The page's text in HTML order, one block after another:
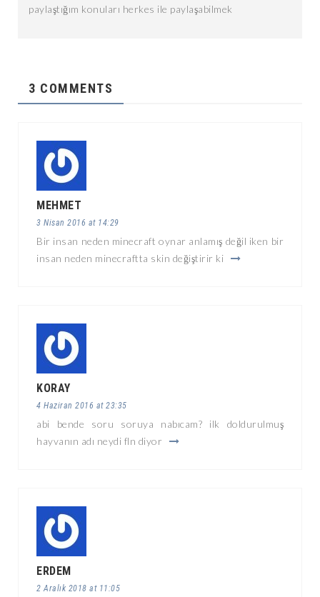
paylaştığım konuları herkes ile paylaşabilmek
3 COMMENTS
MEHMET
3 Nisan 2016 at 14:29
Bir insan neden minecraft oynar anlamış değil iken bir
insan neden minecraftta skin değiştirir ki
KORAY
4 Haziran 2016 at 23:35
abi bende soru soruya nabıcam? ilk doldurulmuş
hayvanın adı neydi fln diyor
ERDEM
2 Aralık 2018 at 11:05